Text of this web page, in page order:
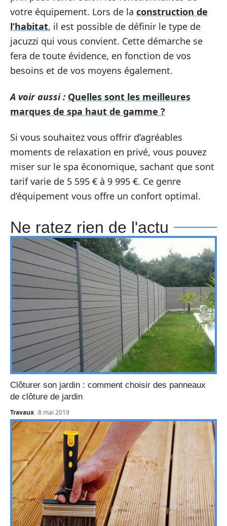
votre équipement. Lors de la construction de
l’habitat, il est possible de définir le type de
jacuzzi qui vous convient. Cette démarche se
fera de toute évidence, en fonction de vos
besoins et de vos moyens également.
A voir aussi : Quelles sont les meilleures
marques de spa haut de gamme ?
Si vous souhaitez vous offrir d’agréables
moments de relaxation en privé, vous pouvez
miser sur le spa économique, sachant que sont
tarif varie de 5 595 € à 9 995 €. Ce genre
d’équipement vous offre un confort optimal.
Ne ratez rien de l'actu
Clôturer son jardin : comment choisir des panneaux
de clôture de jardin
Travaux 8 mai 2019